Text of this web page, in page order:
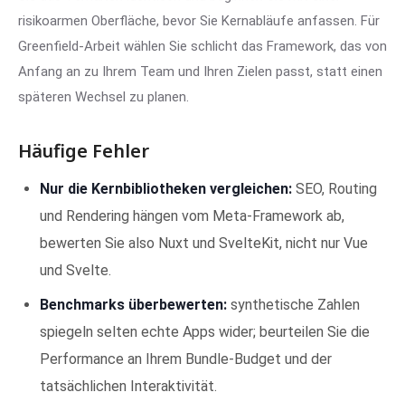
risikoarmen Oberfläche, bevor Sie Kernabläufe anfassen. Für
Greenfield-Arbeit wählen Sie schlicht das Framework, das von
Anfang an zu Ihrem Team und Ihren Zielen passt, statt einen
späteren Wechsel zu planen.
Häufige Fehler
Nur die Kernbibliotheken vergleichen: SEO, Routing
und Rendering hängen vom Meta-Framework ab,
bewerten Sie also Nuxt und SvelteKit, nicht nur Vue
und Svelte.
Benchmarks überbewerten: synthetische Zahlen
spiegeln selten echte Apps wider; beurteilen Sie die
Performance an Ihrem Bundle-Budget und der
tatsächlichen Interaktivität.